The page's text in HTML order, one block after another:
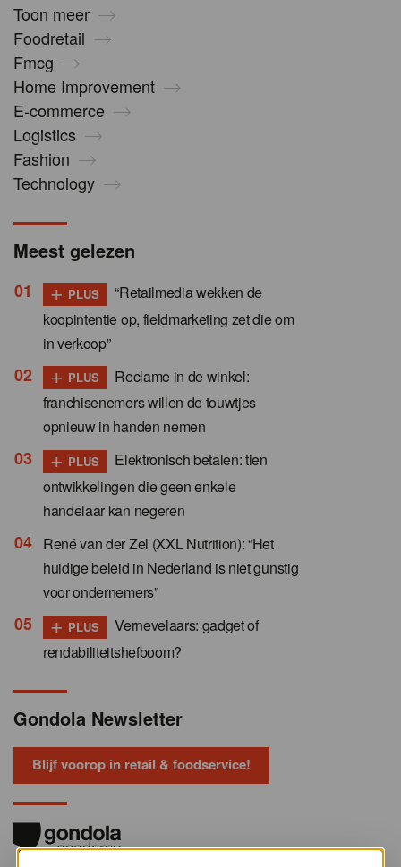
Toon meer
Foodretail
Fmcg
Home Improvement
E-commerce
Logistics
Fashion
Technology
Meest gelezen
+ PLUS
“Retailmedia wekken de
koopintentie op, fieldmarketing zet die om
in verkoop”
+ PLUS
Reclame in de winkel:
franchisenemers willen de touwtjes
opnieuw in handen nemen
+ PLUS
Elektronisch betalen: tien
ontwikkelingen die geen enkele
handelaar kan negeren
René van der Zel (XXL Nutrition): “Het
huidige beleid in Nederland is niet gunstig
voor ondernemers”
+ PLUS
Vernevelaars: gadget of
rendabiliteitshefboom?
Gondola Newsletter
Blijf voorop in retail & foodservice!